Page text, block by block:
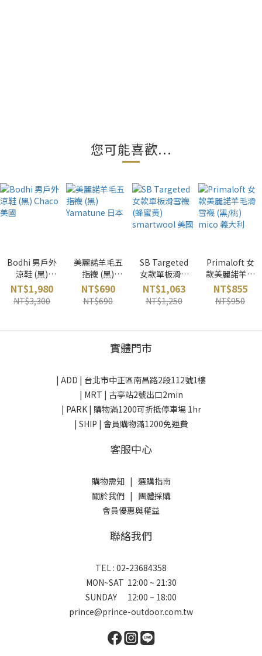
您可能喜歡...
Bodhi 男戶外
涼鞋 (黑)
Chaco 美國
NT$1,980
NT$3,300
美麗諾羊毛五
指襪 (黑)
Yamatune 日
本
NT$690
NT$690
SB Targeted
女款單板滑雪
襪 (蜂蜜黃)
smartwool
美國
NT$1,063
NT$1,250
Primaloft 女
款美麗諾羊毛
滑雪襪 (黑/桃)
mico 義大利
NT$855
NT$950
實體門市
| ADD | 台北市中正區南昌路2段112號1樓
| MRT | 古亭站2號出口2min
| PARK | 購物滿1200可折抵停車場 1hr
| SHIP | 會員購物滿1200免運費
客服中心
購物需知| 選購指南
關於我們| 團體採購
會員優惠與權益
聯絡我們
TEL : 02-23684358
MON~SAT 12:00 ~ 21:30
SUNDAY 12:00 ~ 18:00
prince@prince-outdoor.com.tw